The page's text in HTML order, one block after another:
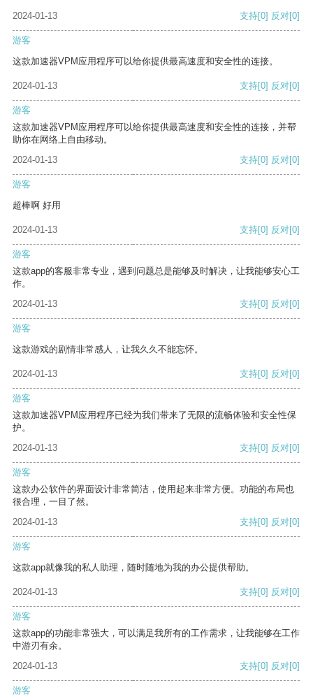
2024-01-13
支持[0] 反对[0]
游客
这款加速器VPM应用程序可以给你提供最高速度和安全性的连接。
2024-01-13 支持[0] 反对[0]
游客
这款加速器VPM应用程序可以给你提供最高速度和安全性的连接，并帮
助你在网络上自由移动。
2024-01-13
支持[0] 反对[0]
游客
超棒啊 好用
2024-01-13 支持[0] 反对[0]
游客
这款app的客服非常专业，遇到问题总是能够及时解决，让我能够安心工
作。
2024-01-13
支持[0] 反对[0]
游客
这款游戏的剧情非常感人，让我久久不能忘怀。
2024-01-13 支持[0] 反对[0]
游客
这款加速器VPM应用程序已经为我们带来了无限的流畅体验和安全性保
护。
2024-01-13
支持[0] 反对[0]
游客
这款办公软件的界面设计非常简洁，使用起来非常方便。功能的布局也
很合理，一目了然。
2024-01-13
支持[0] 反对[0]
游客
这款app就像我的私人助理，随时随地为我的办公提供帮助。
2024-01-13 支持[0] 反对[0]
游客
这款app的功能非常强大，可以满足我所有的工作需求，让我能够在工作
中游刃有余。
2024-01-13
支持[0] 反对[0]
游客